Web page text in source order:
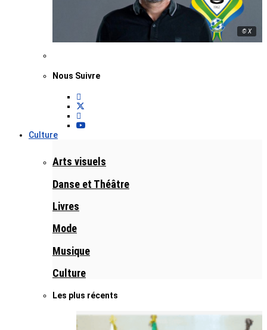
© X
Nous Suivre
Culture
Arts visuels
Danse et Théâtre
Livres
Mode
Musique
Culture
Les plus récents